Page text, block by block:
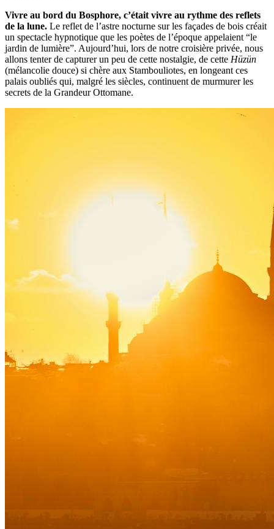
Vivre au bord du Bosphore, c’était vivre au rythme des reflets
de la lune. Le reflet de l’astre nocturne sur les façades de bois créait
un spectacle hypnotique que les poètes de l’époque appelaient “le
jardin de lumière”. Aujourd’hui, lors de notre croisière privée, nous
allons tenter de capturer un peu de cette nostalgie, de cette Hüzün
(mélancolie douce) si chère aux Stambouliotes, en longeant ces
palais oubliés qui, malgré les siècles, continuent de murmurer les
secrets de la Grandeur Ottomane.